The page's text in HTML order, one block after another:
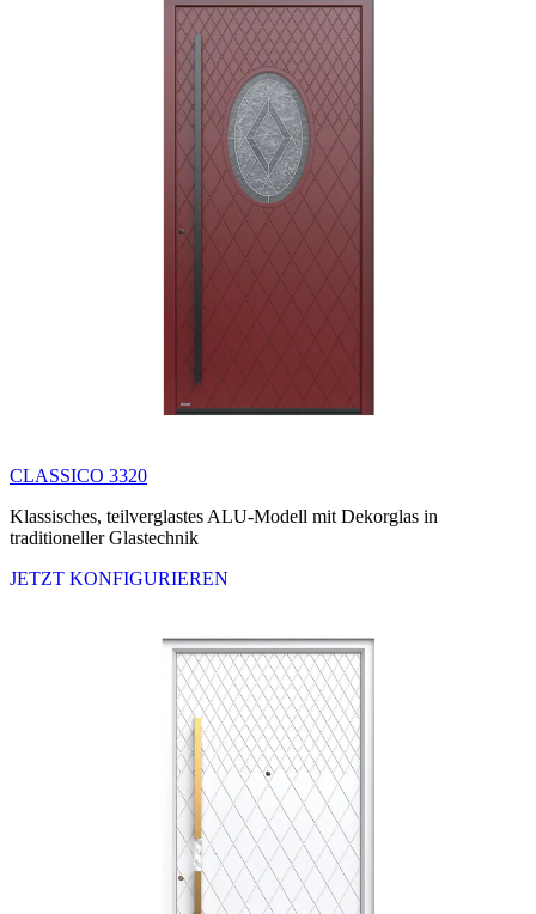
CLASSICO 3320
Klassisches, teilverglastes ALU-Modell mit Dekorglas in
traditioneller Glastechnik
JETZT KONFIGURIEREN